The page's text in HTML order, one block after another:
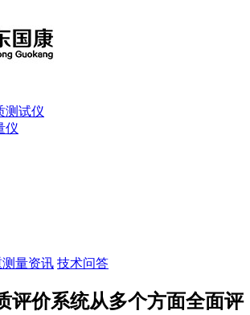
测试仪
仪
量资讯 技术问答
评价系统从多个方面全面评